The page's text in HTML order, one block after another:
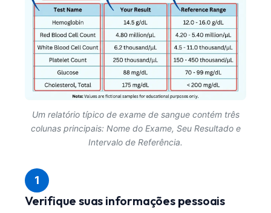
Um relatório típico de exame de sangue contém três
colunas principais: Nome do Exame, Seu Resultado e
Intervalo de Referência.
1
Verifique suas informações pessoais